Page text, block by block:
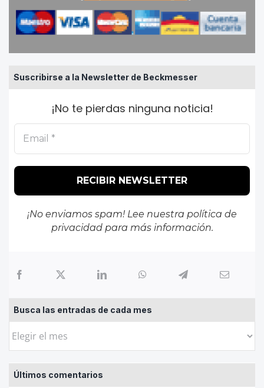
Suscribirse a la Newsletter de Beckmesser
¡No te pierdas ninguna noticia!
¡No enviamos spam! Lee nuestra política de
privacidadpara más información.
Busca las entradas de cada mes
Busca
entradas
de
Últimos comentarios